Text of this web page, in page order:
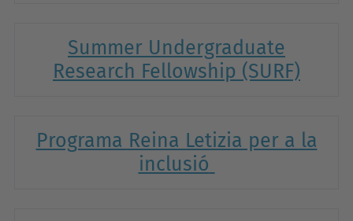
Summer Undergraduate
Research Fellowship (SURF)
Programa Reina Letizia per a la
inclusió